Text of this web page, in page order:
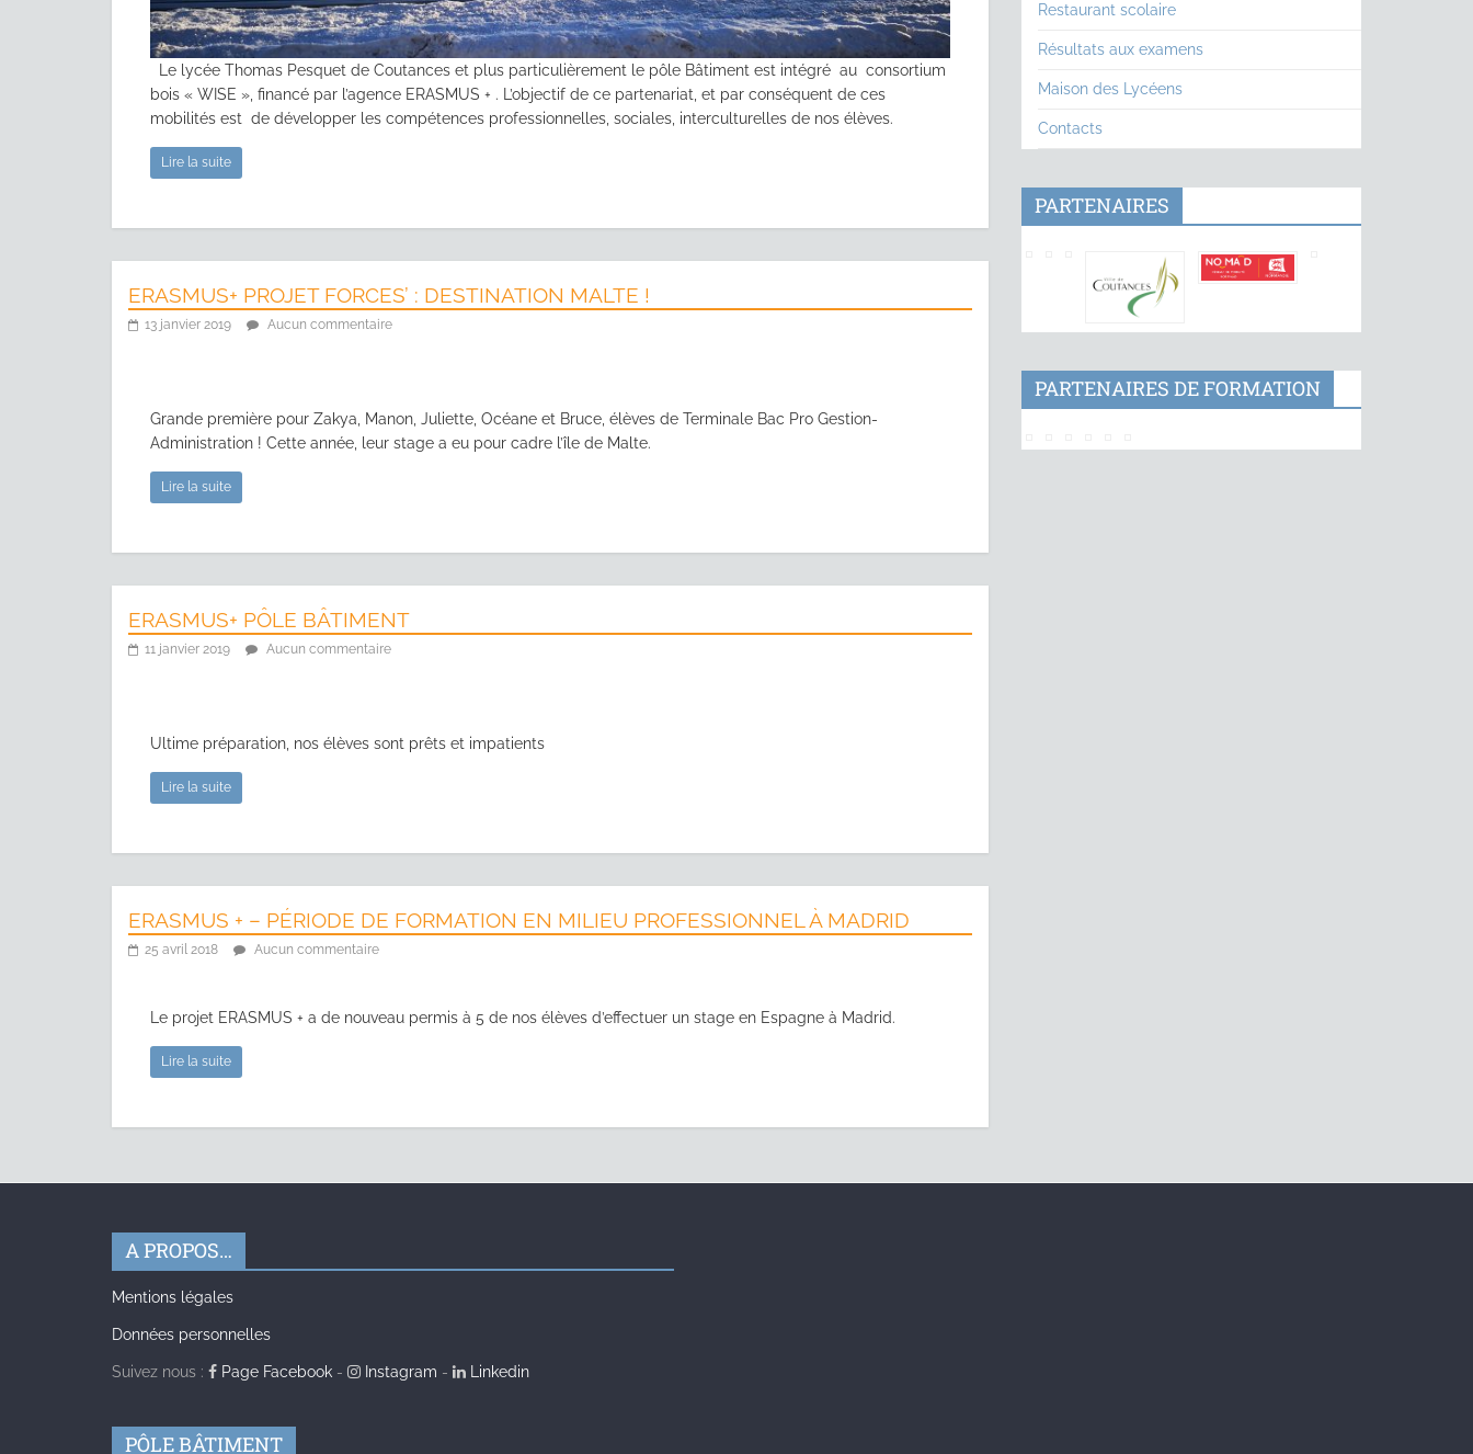
Le lycée Thomas Pesquet de Coutances et plus particulièrement le pôle Bâtiment est intégré au consortium
bois « WISE », financé par l’agence ERASMUS + . L’objectif de ce partenariat, et par conséquent de ces
mobilités est de développer les compétences professionnelles, sociales, interculturelles de nos élèves.
Lire la suite
ERASMUS+ PROJET FORCES’ : DESTINATION MALTE !
13 janvier 2019 Aucun commentaire
Grande première pour Zakya, Manon, Juliette, Océane et Bruce, élèves de Terminale Bac Pro Gestion-
Administration ! Cette année, leur stage a eu pour cadre l’île de Malte.
Lire la suite
ERASMUS+ PÔLE BÂTIMENT
11 janvier 2019 Aucun commentaire
Ultime préparation, nos élèves sont prêts et impatients
Lire la suite
ERASMUS + – PÉRIODE DE FORMATION EN MILIEU PROFESSIONNEL À MADRID
25 avril 2018 Aucun commentaire
Le projet ERASMUS + a de nouveau permis à 5 de nos élèves d’effectuer un stage en Espagne à Madrid.
Lire la suite
Restaurant scolaire
Résultats aux examens
Maison des Lycéens
Contacts
PARTENAIRES
PARTENAIRES DE FORMATION
A PROPOS…
Mentions légales
Données personnelles
Suivez nous : Page Facebook - Instagram - Linkedin
PÔLE BÂTIMENT